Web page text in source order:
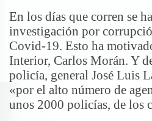
En los días que corren se
investigación por
Covid-19. Esto ha
Interior, Carlos Morán. Y
policía, general José Luis
«por el alto número de
unos 2000 policías, de los